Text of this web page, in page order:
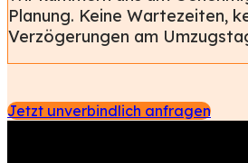
Planung. Keine Wartezeiten,
Verzögerungen am
Jetzt unverbindlich anfragen